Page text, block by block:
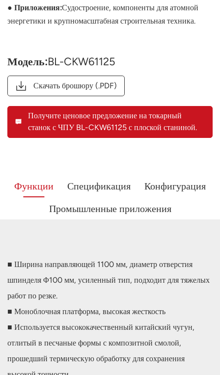
● Приложения:Судостроение, компоненты для атомной
энергетики и крупномасштабная строительная техника.
Модель:BL-CKW61125
Получите ценовое предложение на токарный
станок с ЧПУ BL-CKW61125 с плоской станиной.
Скачать брошюру (.PDF)
Функции Спецификация
Конфигурация
Промышленные приложения
■ Ширина направляющей 1100 мм, диаметр отверстия
шпинделя Φ100 мм, усиленный тип, подходит для тяжелых
работ по резке.
■ Моноблочная платформа, высокая жесткость
■ Используется высококачественный китайский чугун,
отлитый в песчаные формы с композитной смолой,
прошедший термическую обработку для сохранения